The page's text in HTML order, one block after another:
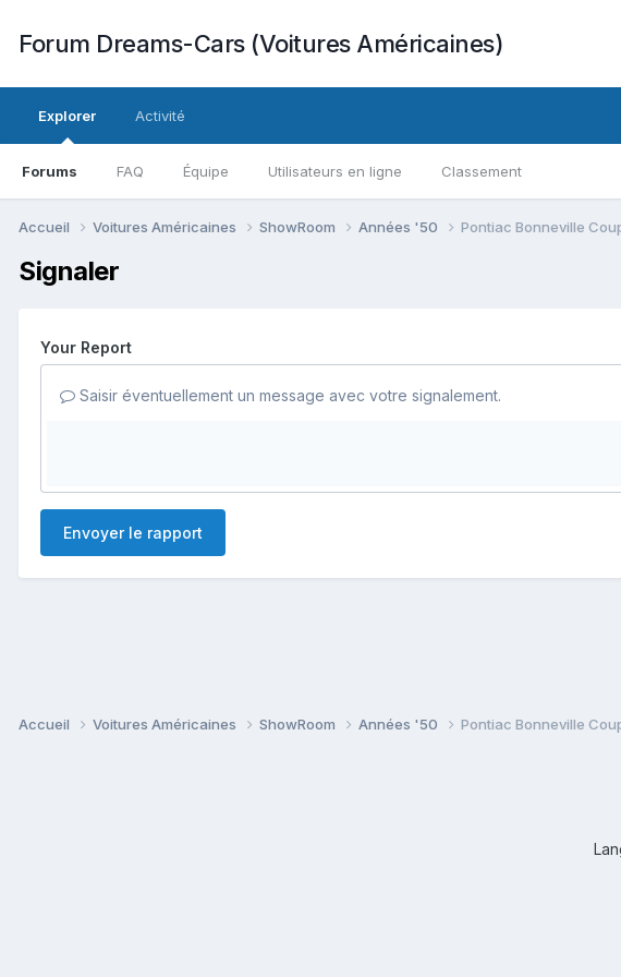
Forum Dreams-Cars (Voitures Américaines)
Explorer
Forums FAQ Équipe Utilisateurs en ligne Classement
Activité
Accueil Voitures Américaines ShowRoom Années '50 Pontiac Bonneville
Signaler
Your Report
Saisir éventuellement un message avec votre signalement.
Envoyer le rapport
Accueil Voitures Américaines ShowRoom Années '50 Pontiac Bonneville